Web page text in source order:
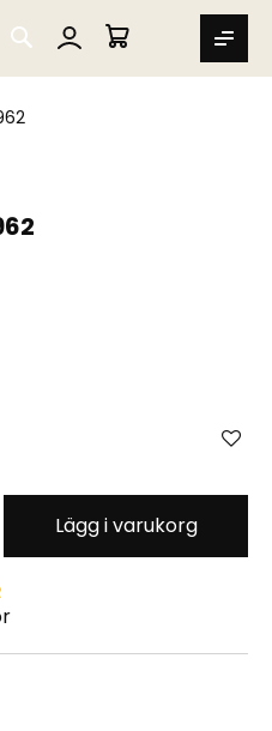
SEARCH
MIN VARUKORG
Lägg i varukorg
1962